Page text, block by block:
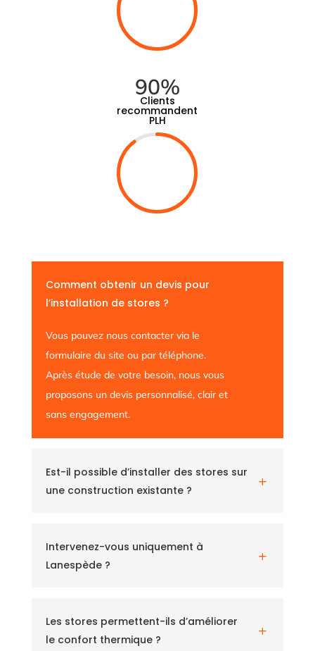
90%
Clients
recommandent
PLH
Comment obtenir un devis pour
l’installation de stores ?
Vous pouvez nous contacter via le
formulaire du site ou par téléphone.
Après étude de votre besoin, nous vous
proposons un devis personnalisé, clair et
sans engagement.
L
Est-il possible d’installer des stores sur
une construction existante ?
L
Intervenez-vous uniquement à
Lanespède ?
L
Les stores permettent-ils d’améliorer
le confort thermique ?